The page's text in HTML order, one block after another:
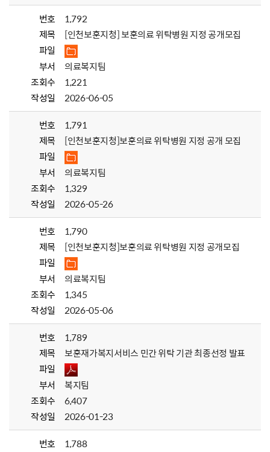
번호
1,792
제목
[인천보훈지청] 보훈의료 위탁병원 지정 공개모집
파일
부서
의료복지팀
조회수
1,221
작성일
2026-06-05
번호
1,791
제목
[인천보훈지청]보훈의료 위탁병원 지정 공개 모집
파일
부서
의료복지팀
조회수
1,329
작성일
2026-05-26
번호
1,790
제목
[인천보훈지청]보훈의료 위탁병원 지정 공개모집
파일
부서
의료복지팀
조회수
1,345
작성일
2026-05-06
번호
1,789
제목
보훈재가복지서비스 민간 위탁 기관 최종선정 발표
파일
부서
복지팀
조회수
6,407
작성일
2026-01-23
번호
1,788